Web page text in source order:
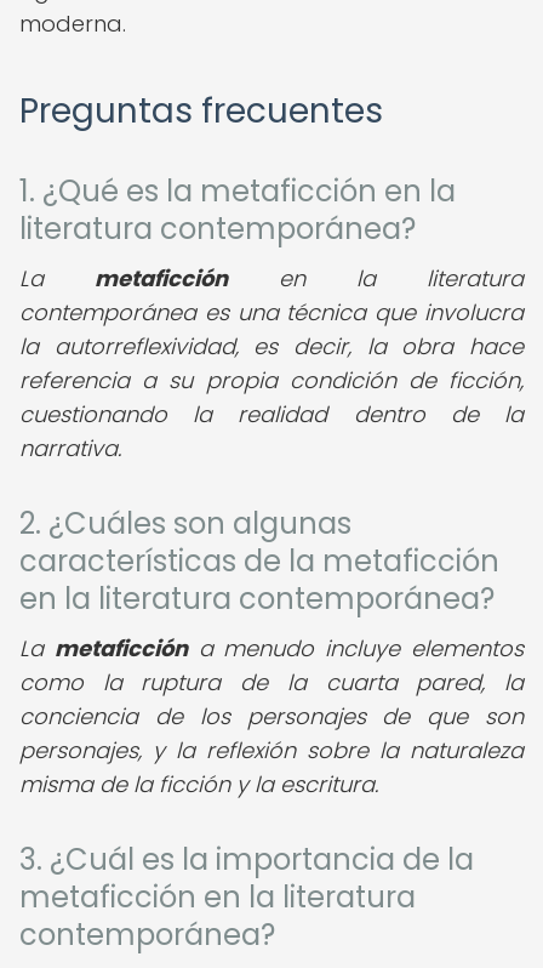
moderna.
Preguntas frecuentes
1. ¿Qué es la metaficción en la
literatura contemporánea?
La metaficciónen la literatura
contemporánea es una técnica que involucra
la autorreflexividad, es decir, la obra hace
referencia a su propia condición de ficción,
cuestionando la realidad dentro de la
narrativa.
2. ¿Cuáles son algunas
características de la metaficción
en la literatura contemporánea?
La metaficcióna menudo incluye elementos
como la ruptura de la cuarta pared, la
conciencia de los personajes de que son
personajes, y la reflexión sobre la naturaleza
misma de la ficción y la escritura.
3. ¿Cuál es la importancia de la
metaficción en la literatura
contemporánea?